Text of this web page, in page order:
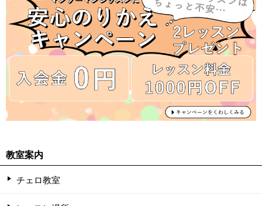
教室案内
チェロ教室